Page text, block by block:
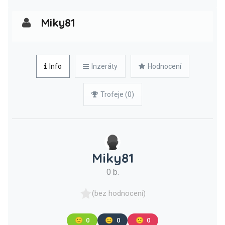
Miky81
Info Inzeráty Hodnocení
Trofeje (0)
Miky81
0 b.
(bez hodnocení)
🙂 0 😐 0 🙁 0